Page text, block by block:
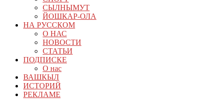
СЫЛНЫМУТ
ЙОШКАР-ОЛА
НА РУССКОМ
О НАС
НОВОСТИ
СТАТЬИ
ПОДПИСКЕ
О нас
ВАШКЫЛ
ИСТОРИЙ
РЕКЛАМЕ